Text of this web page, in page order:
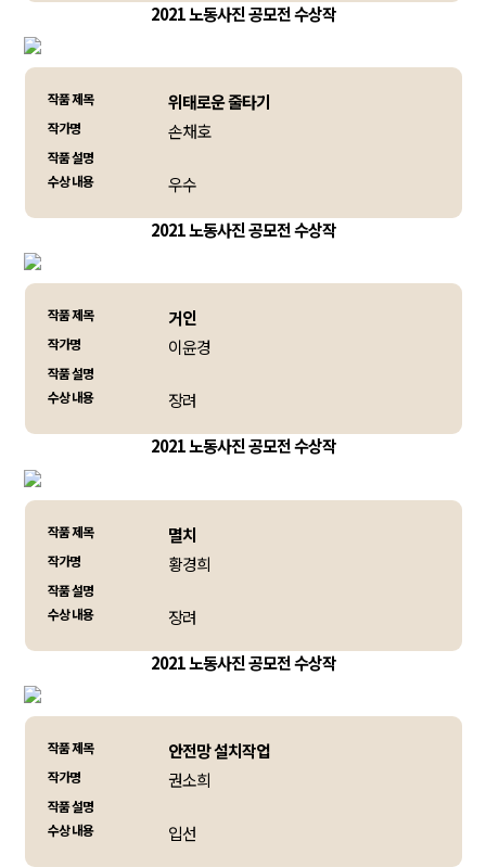
2021 노동사진 공모전 수상작
작품 제목 위태로운 줄타기
작가명 손채호
작품 설명
수상 내용
우수
2021 노동사진 공모전 수상작
작품 제목 거인
작가명 이윤경
작품 설명
수상 내용
장려
2021 노동사진 공모전 수상작
작품 제목 멸치
작가명 황경희
작품 설명
수상 내용
장려
2021 노동사진 공모전 수상작
작품 제목 안전망 설치작업
작가명 권소희
작품 설명
수상 내용
입선